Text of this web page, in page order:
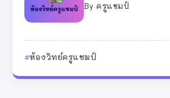
By ครูแชมป์
ห้องวิทย์ครูแชมป์